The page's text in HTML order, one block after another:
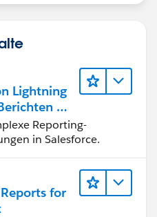
Lightning
& -
Reporting-
in Salesforce.
for